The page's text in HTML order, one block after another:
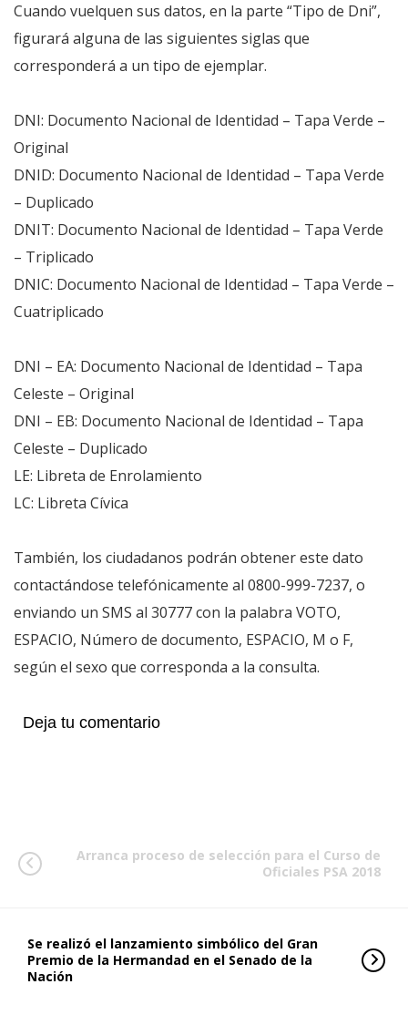
Cuando vuelquen sus datos, en la parte “Tipo de Dni”,
figurará alguna de las siguientes siglas que
corresponderá a un tipo de ejemplar.
DNI: Documento Nacional de Identidad – Tapa Verde –
Original
DNID: Documento Nacional de Identidad – Tapa Verde
– Duplicado
DNIT: Documento Nacional de Identidad – Tapa Verde
– Triplicado
DNIC: Documento Nacional de Identidad – Tapa Verde –
Cuatriplicado
DNI – EA: Documento Nacional de Identidad – Tapa
Celeste – Original
DNI – EB: Documento Nacional de Identidad – Tapa
Celeste – Duplicado
LE: Libreta de Enrolamiento
LC: Libreta Cívica
También, los ciudadanos podrán obtener este dato
contactándose telefónicamente al 0800-999-7237, o
enviando un SMS al 30777 con la palabra VOTO,
ESPACIO, Número de documento, ESPACIO, M o F,
según el sexo que corresponda a la consulta.
Deja tu comentario
Arranca proceso de selección para el Curso de
Oficiales PSA 2018
Se realizó el lanzamiento simbólico del Gran
Premio de la Hermandad en el Senado de la
Nación